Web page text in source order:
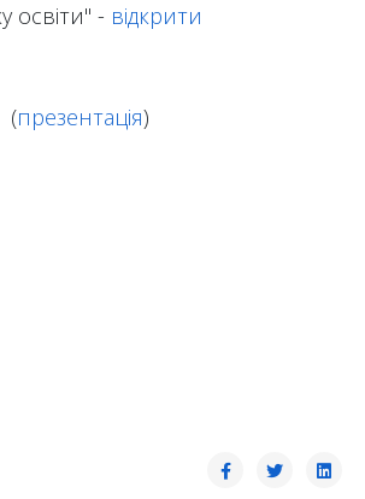
освіти" - відкрити
(презентація)